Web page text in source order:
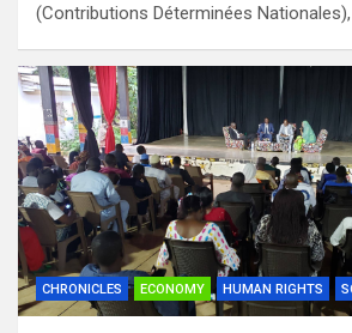
(Contributions Déterminées
CHRONICLES ECONOMY HUMAN RIGHTS